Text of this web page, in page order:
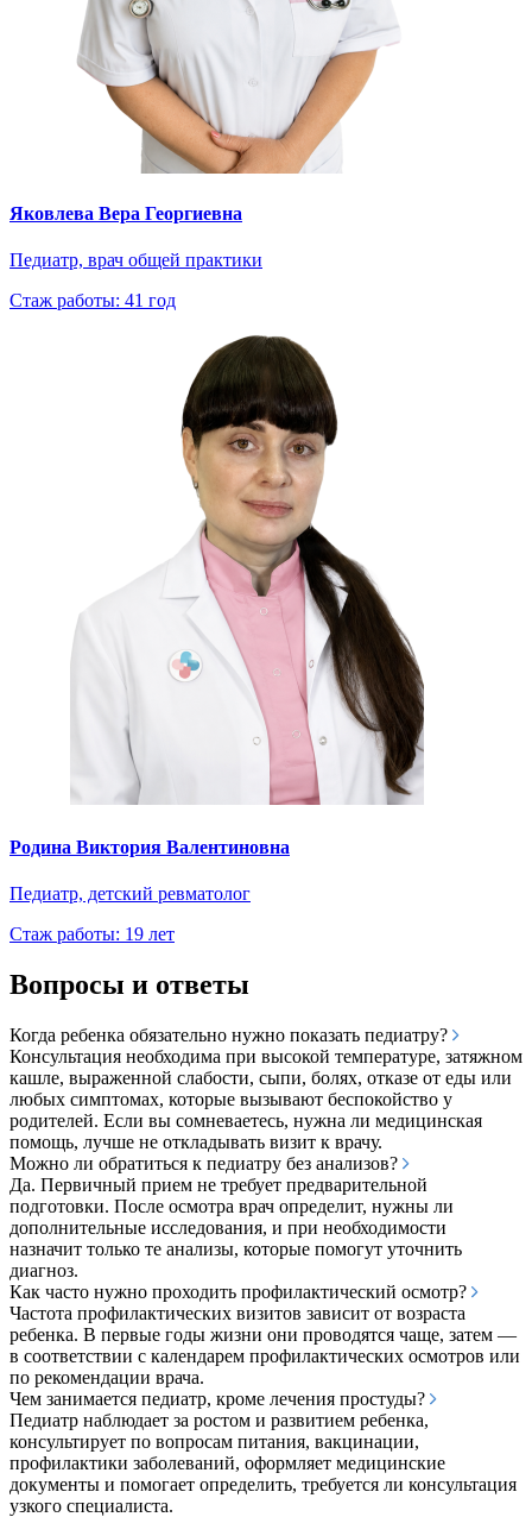
Яковлева Вера Георгиевна
Педиатр, врач общей практики
Стаж работы: 41 год
Родина Виктория Валентиновна
Педиатр, детский ревматолог
Стаж работы: 19 лет
Вопросы и ответы
Когда ребенка обязательно нужно показать педиатру?
Консультация необходима при высокой температуре, затяжном
кашле, выраженной слабости, сыпи, болях, отказе от еды или
любых симптомах, которые вызывают беспокойство у
родителей. Если вы сомневаетесь, нужна ли медицинская
помощь, лучше не откладывать визит к врачу.
Можно ли обратиться к педиатру без анализов?
Да. Первичный прием не требует предварительной
подготовки. После осмотра врач определит, нужны ли
дополнительные исследования, и при необходимости
назначит только те анализы, которые помогут уточнить
диагноз.
Как часто нужно проходить профилактический осмотр?
Частота профилактических визитов зависит от возраста
ребенка. В первые годы жизни они проводятся чаще, затем —
в соответствии с календарем профилактических осмотров или
по рекомендации врача.
Чем занимается педиатр, кроме лечения простуды?
Педиатр наблюдает за ростом и развитием ребенка,
консультирует по вопросам питания, вакцинации,
профилактики заболеваний, оформляет медицинские
документы и помогает определить, требуется ли консультация
узкого специалиста.